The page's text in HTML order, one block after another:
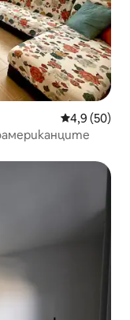
Средна
4,9 (50)